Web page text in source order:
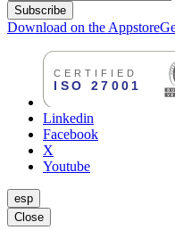
Subscribe
Download on the Appstore
Linkedin
Facebook
X
Youtube
esp
Close